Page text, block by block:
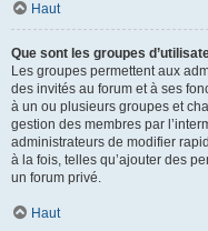
Haut
Que sont les groupes
Les groupes permettent aux
des invités au forum et à ses
à un ou plusieurs groupes et
gestion des membres par
administrateurs de modifier
à la fois, telles qu’ajouter des
un forum privé.
Haut